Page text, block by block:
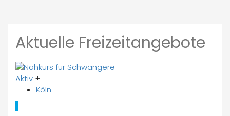
Aktuelle Freizeitangebote
Aktiv +
Köln
"